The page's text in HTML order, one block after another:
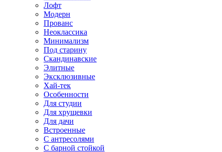
Лофт
Модерн
Прованс
Неоклассика
Минимализм
Под старину
Скандинавские
Элитные
Эксклюзивные
Хай-тек
Особенности
Для студии
Для хрущевки
Для дачи
Встроенные
С антресолями
С барной стойкой